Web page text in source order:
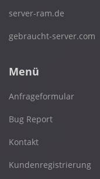
server-ram.de
gebraucht-server.com
Menü
Anfrageformular
Bug Report
Kontakt
Kundenregistrierung